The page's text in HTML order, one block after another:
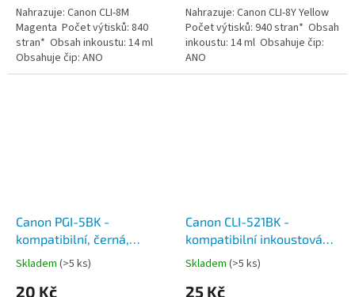
Nahrazuje: Canon CLI-8M
Magenta Počet výtisků: 840
stran* Obsah inkoustu: 14 ml
Obsahuje čip: ANO
Nahrazuje: Canon CLI-8Y Yellow
Počet výtisků: 940 stran* Obsah
inkoustu: 14 ml Obsahuje čip:
ANO
Canon PGI-5BK -
kompatibilní, černá,
včetně čipu
Skladem (>5 ks)
20 Kč
Canon CLI-521BK -
kompatibilní inkoustová
náplň, černá, včetně čipu
Skladem (>5 ks)
25 Kč